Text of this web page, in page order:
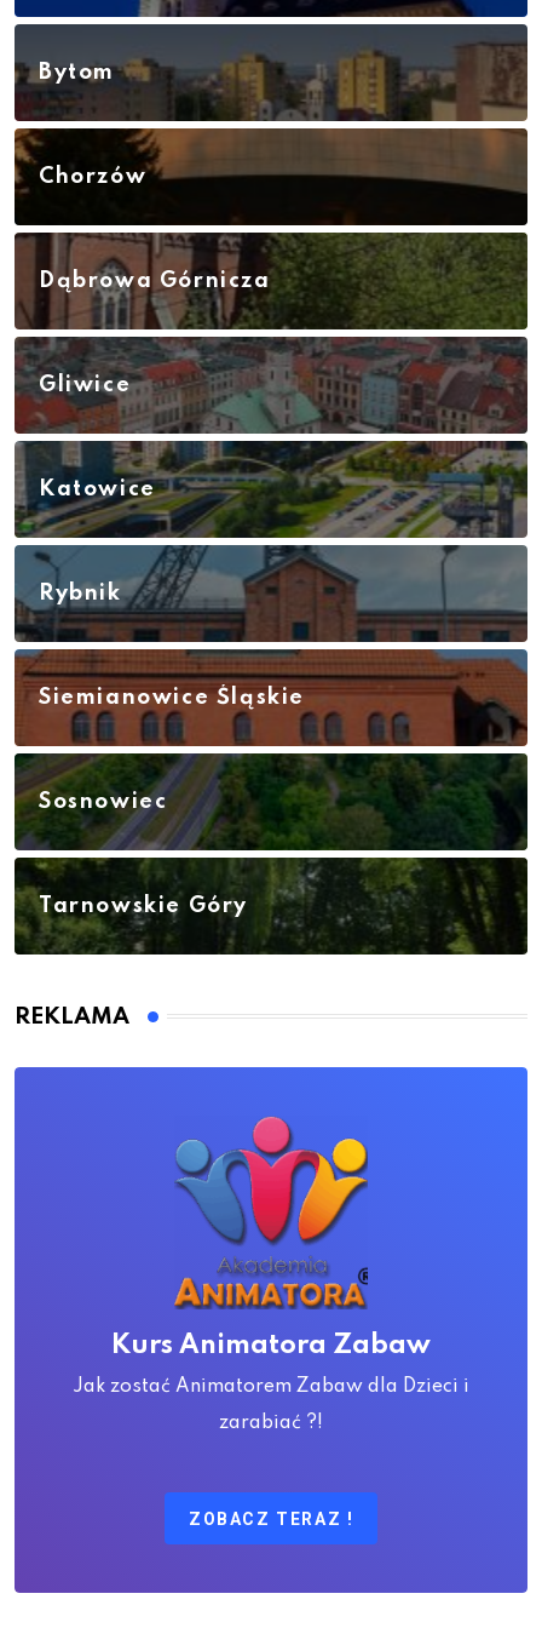
Bytom
Chorzów
Dąbrowa Górnicza
Gliwice
Katowice
Rybnik
Siemianowice Śląskie
Sosnowiec
Tarnowskie Góry
REKLAMA
Kurs Animatora Zabaw
Jak zostać Animatorem Zabaw dla Dzieci i
zarabiać ?!
ZOBACZ TERAZ !